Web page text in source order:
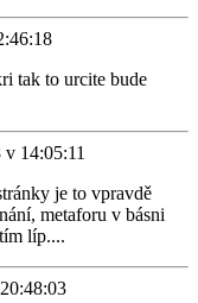
tak to urcite bude
v 14:05:11
je to vpravdě
metaforu v básni
líp....